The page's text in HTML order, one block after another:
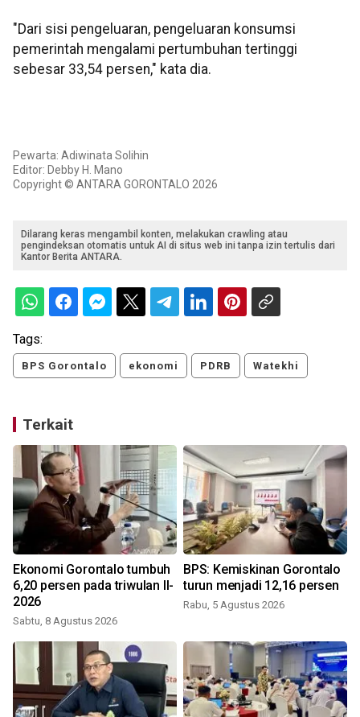
"Dari sisi pengeluaran, pengeluaran konsumsi
pemerintah mengalami pertumbuhan tertinggi
sebesar 33,54 persen," kata dia.
Pewarta: Adiwinata Solihin
Editor: Debby H. Mano
Copyright © ANTARA GORONTALO 2026
Dilarang keras mengambil konten, melakukan crawling atau
pengindeksan otomatis untuk AI di situs web ini tanpa izin tertulis dari
Kantor Berita ANTARA.
Tags:
BPS Gorontalo ekonomi PDRB Watekhi
Terkait
Ekonomi Gorontalo tumbuh
6,20 persen pada triwulan II-
2026
Sabtu, 8 Agustus 2026
BPS: Kemiskinan Gorontalo
turun menjadi 12,16 persen
Rabu, 5 Agustus 2026